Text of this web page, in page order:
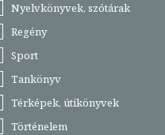
Nyelvkönyvek, szótárak
Regény
Sport
Tankönyv
Térképek, útikönyvek
Történelem